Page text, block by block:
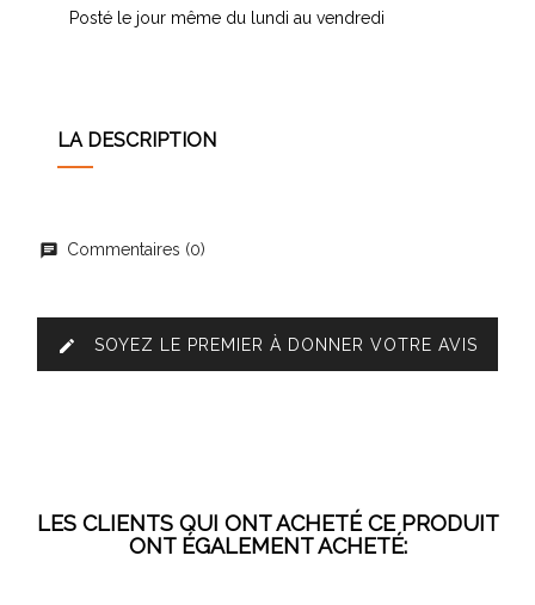
Posté le jour même du lundi au vendredi
LA DESCRIPTION
Commentaires (0)
edit SOYEZ LE PREMIER À DONNER VOTRE AVIS
LES CLIENTS QUI ONT ACHETÉ CE PRODUIT
ONT ÉGALEMENT ACHETÉ: